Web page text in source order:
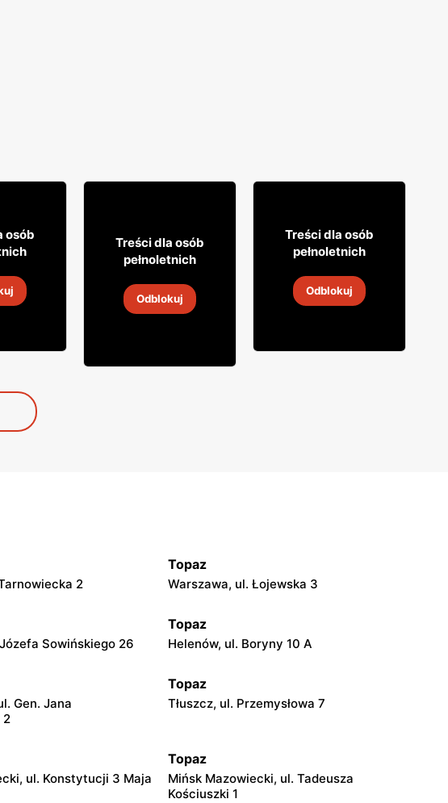
osób
1699
Wino bezalkoholowe
Cin&Cin
16 sie 2026
Treści dla osób
pełnoletnich
Odblokuj
2699
-16 sie 2026
Treści dla osób
pełnoletnich
Odblokuj
2
Topaz
Warszawa, ul. Łojewska 3
Sowińskiego 26
Topaz
Helenów, ul. Boryny 10 A
Gen. Jana
2
Topaz
Tłuszcz, ul. Przemysłowa 7
ul. Konstytucji 3 Maja
Topaz
Mińsk Mazowiecki, ul. Tadeusza
Kościuszki 1